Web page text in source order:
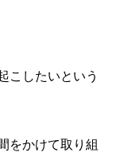
こしたいという
をかけて取り組